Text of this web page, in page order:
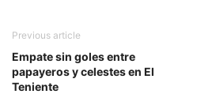
Previous article
Empate sin goles entre
papayeros y celestes en El
Teniente